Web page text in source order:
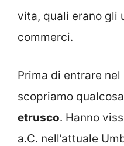
vita, quali erano gli
commerci.
Prima di entrare
scopriamo
etrusco. Hanno
a.C. nell’attuale